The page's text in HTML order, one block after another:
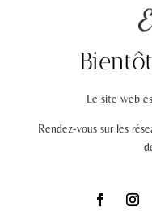
Le site web
Rendez-vous sur les